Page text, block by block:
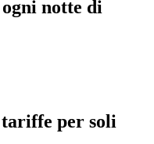
notte di
per soli